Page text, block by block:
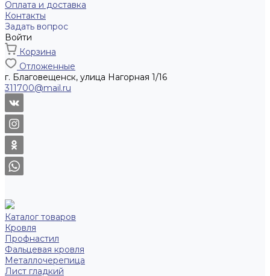
Оплата и доставка
Контакты
Задать вопрос
Войти
Корзина
Отложенные
г. Благовещенск, улица Нагорная 1/16
311700@mail.ru
Каталог товаров
Кровля
Профнастил
Фальцевая кровля
Металлочерепица
Лист гладкий